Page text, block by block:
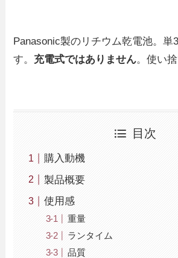
Panasonic製のリチウム乾電池。単
す。 充電式ではありません。使い
目次
購入動機
製品概要
使用感
重量
ランタイム
品質